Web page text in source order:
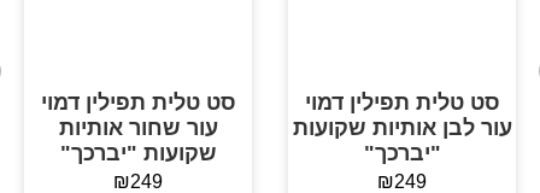
סט טלית תפילין דמוי
עור לבן אותיות שקועות
"יברכך"
₪249
סט טלית תפילין דמוי
עור שחור אותיות
שקועות "יברכך"
₪249